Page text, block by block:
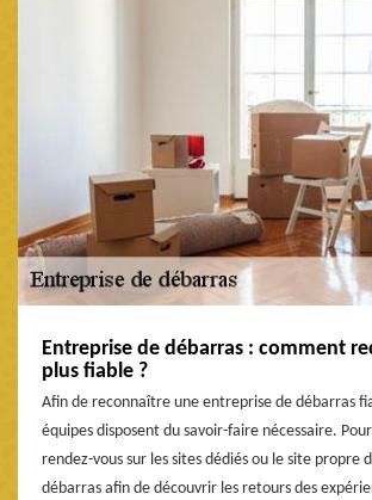
Entreprise de débarras : comment
plus fiable ?
Afin de reconnaître une entreprise de débarras
équipes disposent du savoir-faire nécessaire.
rendez-vous sur les sites dédiés ou le site propre
débarras afin de découvrir les retours des